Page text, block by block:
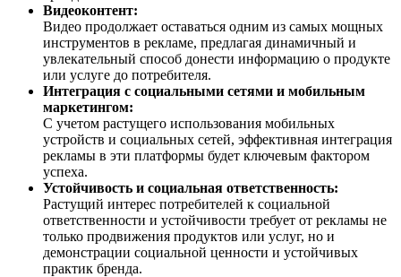
Видеоконтент:
Видео продолжает оставаться одним из самых мощных
инструментов в рекламе, предлагая динамичный и
увлекательный способ донести информацию о продукте
или услуге до потребителя.
Интеграция с социальными сетями и мобильным
маркетингом:
С учетом растущего использования мобильных
устройств и социальных сетей, эффективная интеграция
рекламы в эти платформы будет ключевым фактором
успеха.
Устойчивость и социальная ответственность:
Растущий интерес потребителей к социальной
ответственности и устойчивости требует от рекламы не
только продвижения продуктов или услуг, но и
демонстрации социальной ценности и устойчивых
практик бренда.